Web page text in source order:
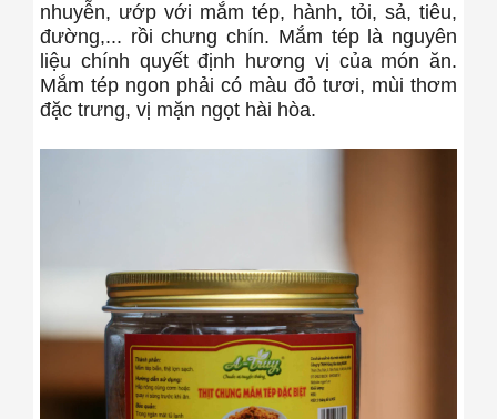
nhuyễn, ướp với mắm tép, hành, tỏi, sả, tiêu,
đường,... rồi chưng chín. Mắm tép là nguyên
liệu chính quyết định hương vị của món ăn.
Mắm tép ngon phải có màu đỏ tươi, mùi thơm
đặc trưng, vị mặn ngọt hài hòa.